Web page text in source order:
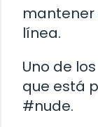
mantener
línea.
Uno de
que está
#nude.